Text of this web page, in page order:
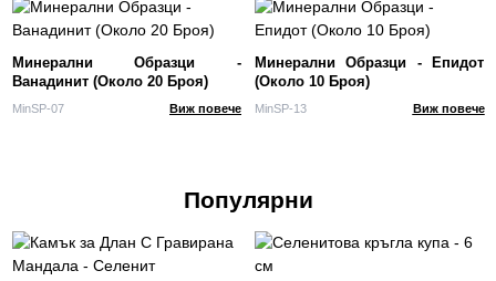
Минерални Образци -
Ванадинит (Около 20 Броя)
MinSP-07 Виж повече
Минерални Образци - Епидот
(Около 10 Броя)
MinSP-13 Виж повече
Популярни